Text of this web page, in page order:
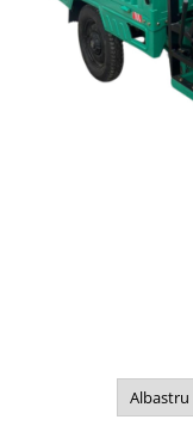
➔ Cu Volan
➔ Fara Permis
➔ 4000W
Albastru